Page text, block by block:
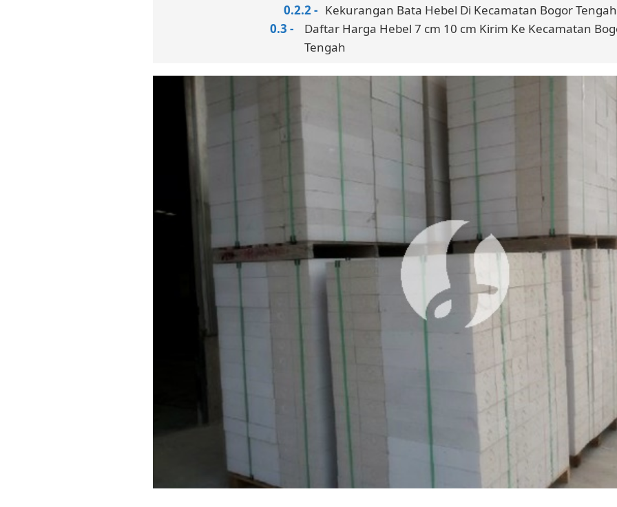
Kekurangan Bata Hebel Di Kecamatan Bogor Tengah
Daftar Harga Hebel 7 cm 10 cm Kirim Ke Kecamatan
Tengah